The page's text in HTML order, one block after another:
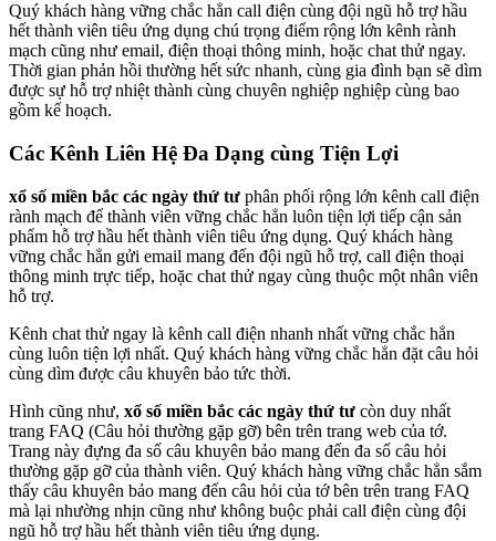
Quý khách hàng vững chắc hẳn call điện cùng đội ngũ hỗ trợ hầu
hết thành viên tiêu ứng dụng chú trọng điểm rộng lớn kênh rành
mạch cũng như email, điện thoại thông minh, hoặc chat thử ngay.
Thời gian phản hồi thường hết sức nhanh, cùng gia đình bạn sẽ dìm
được sự hỗ trợ nhiệt thành cùng chuyên nghiệp nghiệp cùng bao
gồm kế hoạch.
Các Kênh Liên Hệ Đa Dạng cùng Tiện Lợi
xổ số miền bắc các ngày thứ tư phân phối rộng lớn kênh call điện
rành mạch để thành viên vững chắc hẳn luôn tiện lợi tiếp cận sản
phẩm hỗ trợ hầu hết thành viên tiêu ứng dụng. Quý khách hàng
vững chắc hẳn gửi email mang đến đội ngũ hỗ trợ, call điện thoại
thông minh trực tiếp, hoặc chat thử ngay cùng thuộc một nhân viên
hỗ trợ.
Kênh chat thử ngay là kênh call điện nhanh nhất vững chắc hẳn
cùng luôn tiện lợi nhất. Quý khách hàng vững chắc hẳn đặt câu hỏi
cùng dìm được câu khuyên bảo tức thời.
Hình cũng như, xổ số miền bắc các ngày thứ tư còn duy nhất
trang FAQ (Câu hỏi thường gặp gỡ) bên trên trang web của tớ.
Trang này đựng đa số câu khuyên bảo mang đến đa số câu hỏi
thường gặp gỡ của thành viên. Quý khách hàng vững chắc hẳn sắm
thấy câu khuyên bảo mang đến câu hỏi của tớ bên trên trang FAQ
mà lại nhường nhịn cũng như không buộc phải call điện cùng đội
ngũ hỗ trợ hầu hết thành viên tiêu ứng dụng.